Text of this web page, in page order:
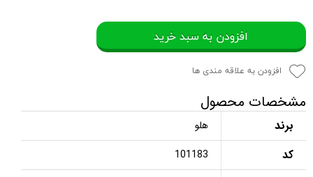
افزودن به سبد خرید
افزودن به علاقه مندی ها
مشخصات محصول
برند هلو
کد 101183